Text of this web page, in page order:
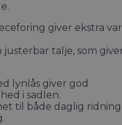
giver ekstra
justerbar talje, som
lynlås giver god
i sadlen.
til både daglig